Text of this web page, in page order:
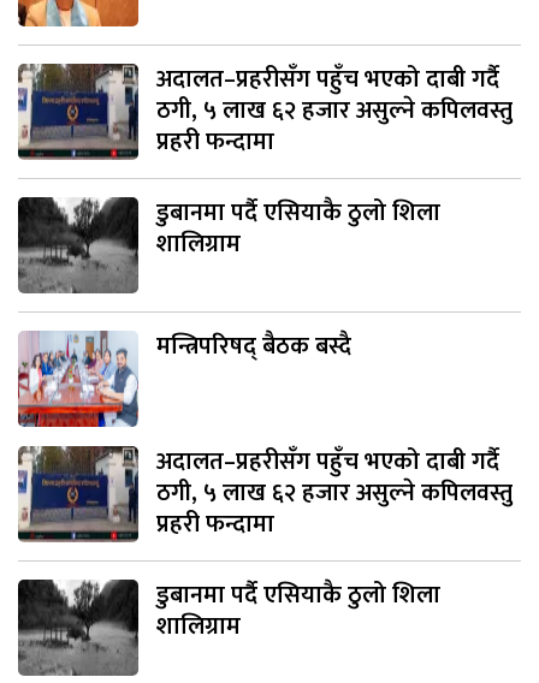
अदालत–प्रहरीसँग पहुँच भएको दाबी गर्दै
ठगी, ५ लाख ६२ हजार असुल्ने कपिलवस्तु
प्रहरी फन्दामा
डुबानमा पर्दै एसियाकै ठुलो शिला
शालिग्राम
मन्त्रिपरिषद् बैठक बस्दै
अदालत–प्रहरीसँग पहुँच भएको दाबी गर्दै
ठगी, ५ लाख ६२ हजार असुल्ने कपिलवस्तु
प्रहरी फन्दामा
डुबानमा पर्दै एसियाकै ठुलो शिला
शालिग्राम